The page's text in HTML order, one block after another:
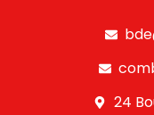
24